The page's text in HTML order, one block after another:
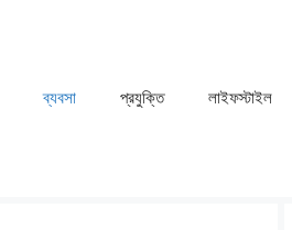
ব্যবসা প্রযুক্তি লাইফস্টাইল